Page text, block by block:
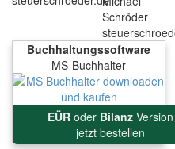
Buchhaltungssoftware
MS-Buchhalter
EÜRoder BilanzVersion
jetzt bestellen